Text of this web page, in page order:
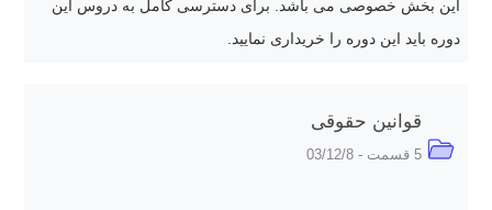
این بخش خصوصی می باشد. برای دسترسی کامل به دروس این
دوره باید این دوره را خریداری نمایید.
قوانین حقوقی
5 قسمت - 03/12/8